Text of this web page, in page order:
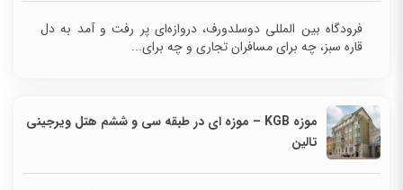
فرودگاه بین المللی دوسلدورف، دروازه‌ای پر رفت و آمد به دل
قاره سبز، چه برای مسافران تجاری و چه برای...
موزه KGB – موزه ای در طبقه سی و ششم هتل ویرجینی
تالین